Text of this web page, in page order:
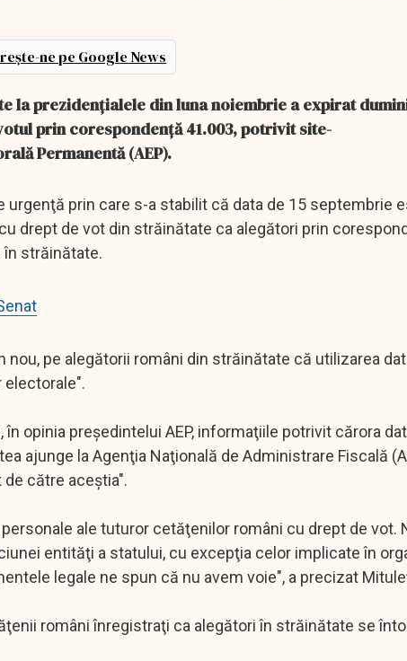
ne pe Google News
la prezidenţialele din luna noiembrie a expirat
prin corespondenţă 41.003, potrivit site-
Permanentă (AEP).
prin care s-a stabilit că data de 15 septembrie
drept de vot din străinătate ca alegători prin
în străinătate.
nou, pe alegătorii români din străinătate că utilizarea
opinia preşedintelui AEP, informaţiile potrivit cărora
ajunge la Agenţia Naţională de Administrare Fiscală
către aceştia".
ale tuturor cetăţenilor români cu drept de vot.
entităţi a statului, cu excepţia celor implicate în
legale ne spun că nu avem voie", a precizat
români înregistraţi ca alegători în străinătate se